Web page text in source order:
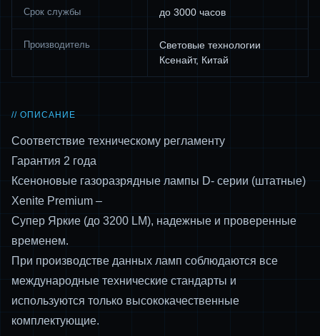
Срок службы до 3000 часов
Производитель
Световые технологии
Ксенайт, Китай
// ОПИСАНИЕ
Соответствие техническому регламенту
Гарантия 2 года
Ксеноновые газоразрядные лампы D- серии (штатные)
Xenite Premium –
Супер Яркие (до 3200 LM), надежные и проверенные
временем.
При производстве данных ламп соблюдаются все
международные технические стандарты и
используются только высококачественные
комплектующие.